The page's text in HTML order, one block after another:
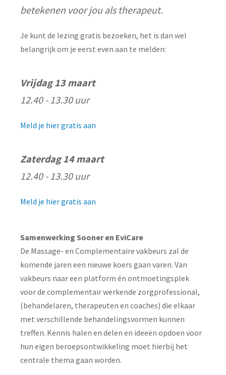
betekenen voor jou als therapeut.
Je kunt de lezing gratis bezoeken, het is dan wel
belangrijk om je eerst even aan te melden:
Vrijdag 13 maart
12.40 - 13.30 uur
Meld je hier gratis aan
Zaterdag 14 maart
12.40 - 13.30 uur
Meld je hier gratis aan
Samenwerking Sooner en EviCare
De Massage- en Complementaire vakbeurs zal de
komende jaren een nieuwe koers gaan varen. Van
vakbeurs naar een platform én ontmoetingsplek
voor de complementair werkende zorgprofessional,
(behandelaren, therapeuten en coaches) die elkaar
met verschillende behandelingsvormen kunnen
treffen. Kennis halen en delen en ideeën opdoen voor
hun eigen beroepsontwikkeling moet hierbij het
centrale thema gaan worden.